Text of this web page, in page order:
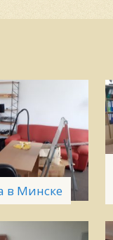
в Минске